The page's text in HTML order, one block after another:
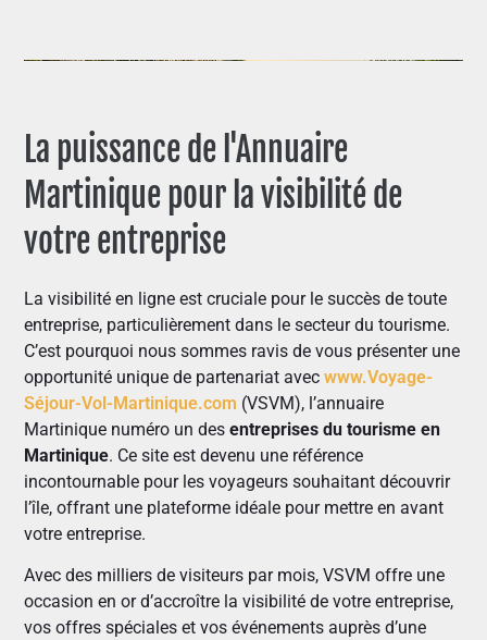
La puissance de l'Annuaire
Martinique pour la visibilité de
votre entreprise
La visibilité en ligne est cruciale pour le succès de toute
entreprise, particulièrement dans le secteur du tourisme.
C’est pourquoi nous sommes ravis de vous présenter une
opportunité unique de partenariat avec www.Voyage-
Séjour-Vol-Martinique.com (VSVM), l’annuaire
Martinique numéro un desentreprises du tourisme en
Martinique. Ce site est devenu une référence
incontournable pour les voyageurs souhaitant découvrir
l’île, offrant une plateforme idéale pour mettre en avant
votre entreprise.
Avec des milliers de visiteurs par mois, VSVM offre une
occasion en or d’accroître la visibilité de votre entreprise,
vos offres spéciales et vos événements auprès d’une